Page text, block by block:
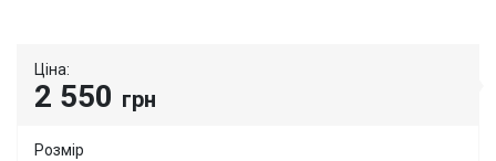
Ціна:
2 550 грн
Розмір